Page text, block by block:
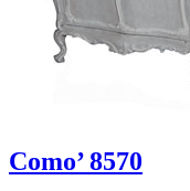
Como’ 8570